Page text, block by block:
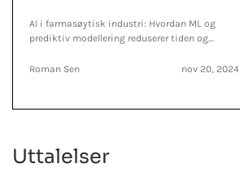
AI i farmasøytisk industri: Hvordan ML og
prediktiv modellering reduserer tiden og
samtidig øker suksessraten.
Roman Sen nov 20, 2024
Uttalelser